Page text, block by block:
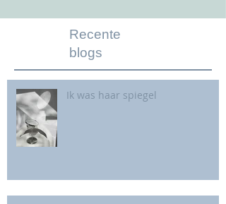
Recente
blogs
Ik was haar spiegel